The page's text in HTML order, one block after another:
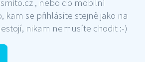
, nebo do mobilní
kam se přihlásíte stejně jako na
nikam nemusíte chodit :-)